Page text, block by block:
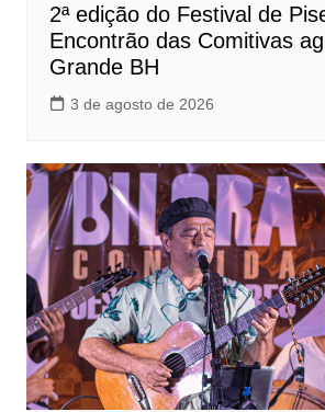
2ª edição do Festival de
Encontrão das Comitivas
Grande BH
3 de agosto de 2026